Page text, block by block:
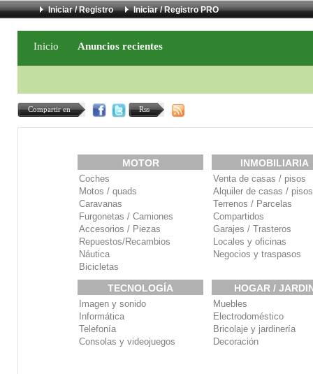
Iniciar / Registro Iniciar / Registro PRO
Inicio Anuncios recientes
Compartir en Rss
MOTOR
Coches
Motos / quads
Caravanas
Furgonetas / Camiones
Accesorios / Piezas
Repuestos/Recambios
Náutica
Bicicletas
INMOBILIARIA
Venta de casas / pisos
Alquiler de casas / pisos
Terrenos / Parcelas
Compartidos
Garajes / Trasteros
Locales y oficinas
Negocios y traspasos
TECNOLOGÍA
Imagen y sonido
Informática
Telefonía
Consolas y videojuegos
HOGAR /
Muebles
Electrodoméstico
Bricolaje y jardinería
Decoración